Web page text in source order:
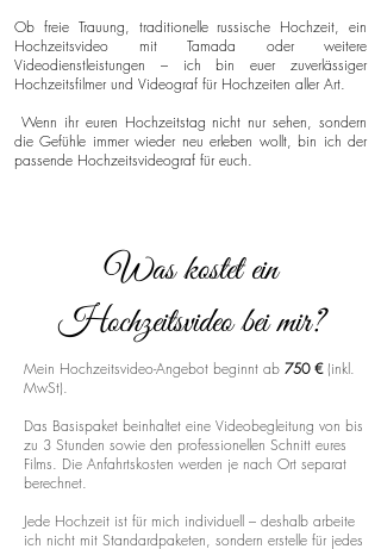
Ob freie Trauung, traditionelle russische Hochzeit, ein
Hochzeitsvideo mit Tamada oder weitere
Videodienstleistungen – ich bin euer zuverlässiger
Hochzeitsfilmer und Videograf für Hochzeiten aller Art.
Wenn ihr euren Hochzeitstag nicht nur sehen, sondern
die Gefühle immer wieder neu erleben wollt, bin ich der
passende Hochzeitsvideograf für euch.
Was kostet ein
Hochzeitsvideo bei mir?
Mein Hochzeitsvideo-Angebot beginnt ab 750 € (inkl.
MwSt).
Das Basispaket beinhaltet eine Videobegleitung von bis
zu 3 Stunden sowie den professionellen Schnitt eures
Films. Die Anfahrtskosten werden je nach Ort separat
berechnet.
Jede Hochzeit ist für mich individuell – deshalb arbeite
ich nicht mit Standardpaketen, sondern erstelle für jedes